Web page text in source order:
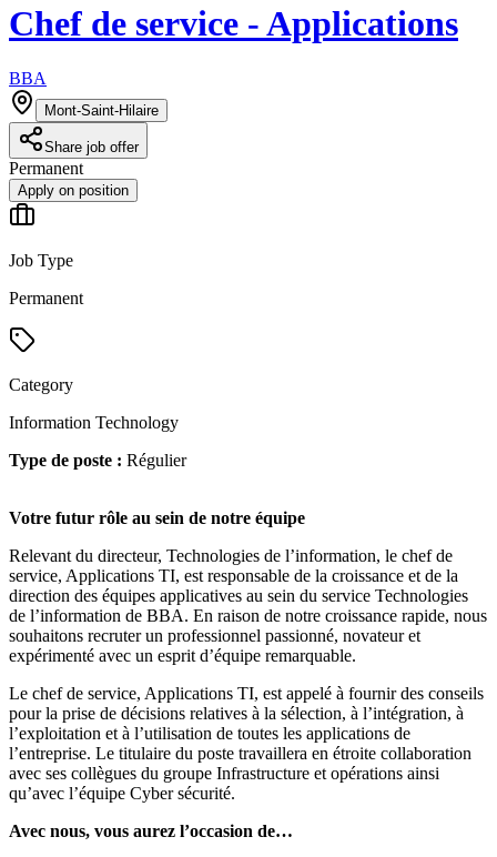
Chef de service - Applications
BBA
Mont-Saint-Hilaire
Share job offer
Permanent
Apply on position
Job Type
Permanent
Category
Information Technology
Type de poste : Régulier
Votre futur rôle au sein de notre équipe
Relevant du directeur, Technologies de l’information, le chef de
service, Applications TI, est responsable de la croissance et de la
direction des équipes applicatives au sein du service Technologies
de l’information de BBA. En raison de notre croissance rapide, nous
souhaitons recruter un professionnel passionné, novateur et
expérimenté avec un esprit d’équipe remarquable.
Le chef de service, Applications TI, est appelé à fournir des conseils
pour la prise de décisions relatives à la sélection, à l’intégration, à
l’exploitation et à l’utilisation de toutes les applications de
l’entreprise. Le titulaire du poste travaillera en étroite collaboration
avec ses collègues du groupe Infrastructure et opérations ainsi
qu’avec l’équipe Cyber sécurité.
Avec nous, vous aurez l’occasion de…